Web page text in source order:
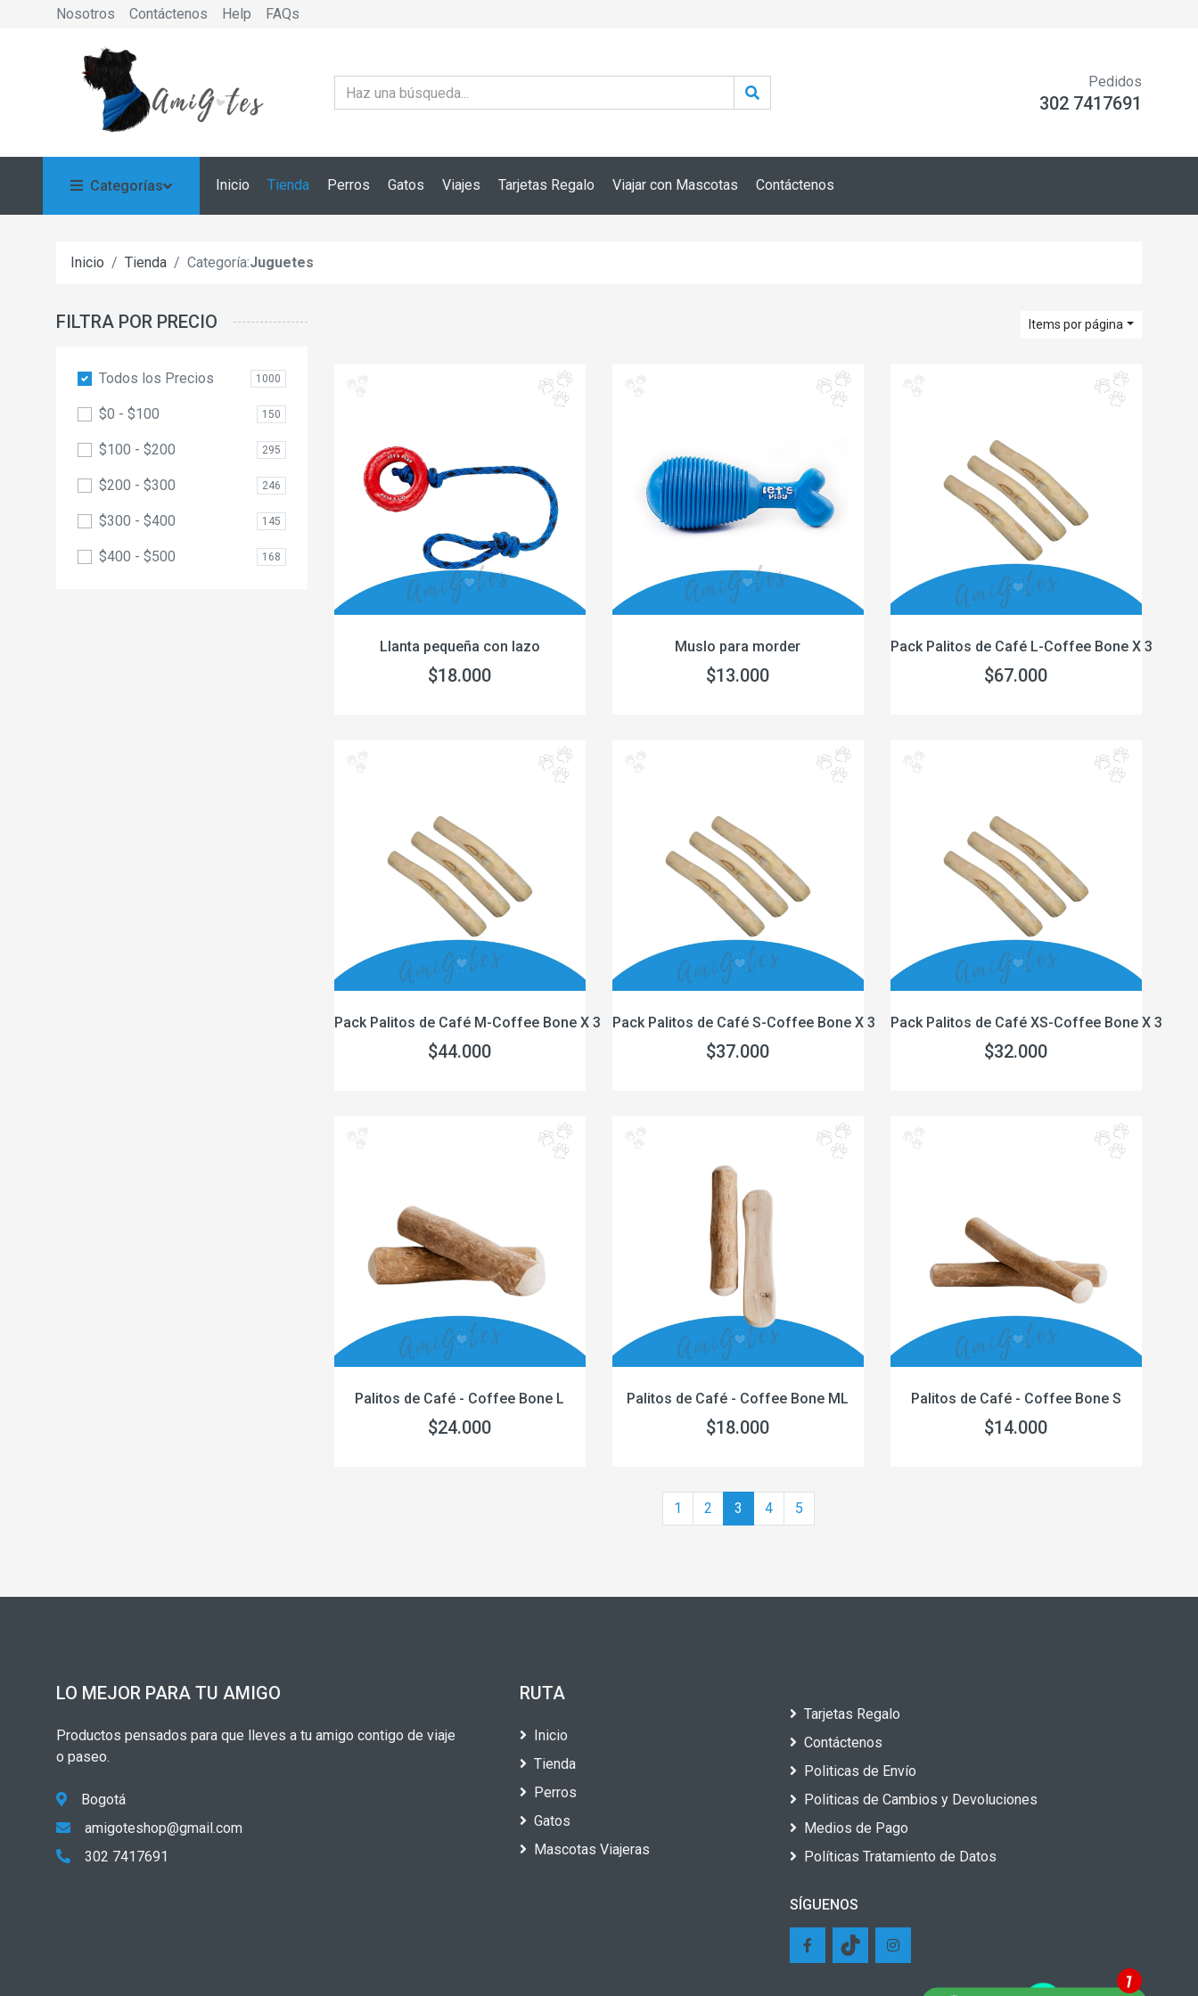
Nosotros Contáctenos Help FAQs
Pedidos
302 7417691
Categorías Inicio Tienda Perros Gatos Viajes Tarjetas Regalo Viajar con Mascotas Contáctenos
Inicio Tienda Categoría:Juguetes
FILTRA POR PRECIO
Todos los Precios 1000
$0 - $100 150
$100 - $200 295
$200 - $300 246
$300 - $400 145
$400 - $500 168
Items por página
Llanta pequeña con lazo
$18.000
Muslo para morder
$13.000
Pack Palitos de Café L-Coffee Bone X 3
$67.000
Pack Palitos de Café M-Coffee Bone X 3
$44.000
Pack Palitos de Café S-Coffee Bone X 3
$37.000
Pack Palitos de Café XS-Coffee Bone X 3
$32.000
Palitos de Café - Coffee Bone L
$24.000
Palitos de Café - Coffee Bone ML
$18.000
Palitos de Café - Coffee Bone S
$14.000
1 2 3 4 5
LO MEJOR PARA TU AMIGO
Productos pensados para que lleves a tu amigo contigo de viaje
o paseo.
Bogotá
amigoteshop@gmail.com
302 7417691
RUTA
Inicio
Tienda
Perros
Gatos
Mascotas Viajeras
Tarjetas Regalo
Contáctenos
Politicas de Envío
Politicas de Cambios y Devoluciones
Medios de Pago
Políticas Tratamiento de Datos
SÍGUENOS